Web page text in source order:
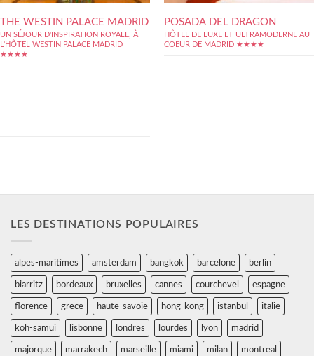
THE WESTIN PALACE MADRID
UN SÉJOUR D'INSPIRATION ROYALE, À
L'HÔTEL WESTIN PALACE MADRID
★★★★
POSADA DEL DRAGON
HÔTEL DE LUXE ET ULTRAMODERNE AU
COEUR DE MADRID ★★★★
LES DESTINATIONS POPULAIRES
alpes-maritimes amsterdam bangkok barcelone berlin
biarritz bordeaux bruxelles cannes courchevel espagne
florence grece haute-savoie hong-kong istanbul italie
koh-samui lisbonne londres lourdes lyon madrid
majorque marrakech marseille miami milan montreal